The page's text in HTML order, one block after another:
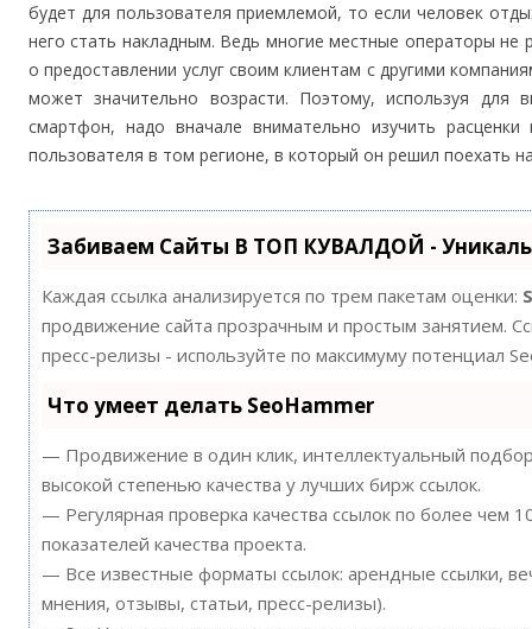
будет для пользователя приемлемой, то если человек
него стать накладным. Ведь многие местные операторы не
о предоставлении услуг своим клиентам с другими
может значительно возрасти. Поэтому, используя
смартфон, надо вначале внимательно изучить
пользователя в том регионе, в который он решил поехать
Забиваем Сайты В ТОП КУВАЛДОЙ -
Каждая ссылка анализируется по трем пакетам оценки:
продвижение сайта прозрачным и простым занятием.
пресс-релизы - используйте по максимуму потенциал
Что умеет делать SeoHammer
— Продвижение в один клик, интеллектуальный
высокой степенью качества у лучших бирж ссылок.
— Регулярная проверка качества ссылок по более чем
показателей качества проекта.
— Все известные форматы ссылок: арендные ссылки,
мнения, отзывы, статьи, пресс-релизы).